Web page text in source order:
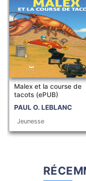
Malex et la course de
tacots (ePUB)
PAUL O. LEBLANC
Jeunesse